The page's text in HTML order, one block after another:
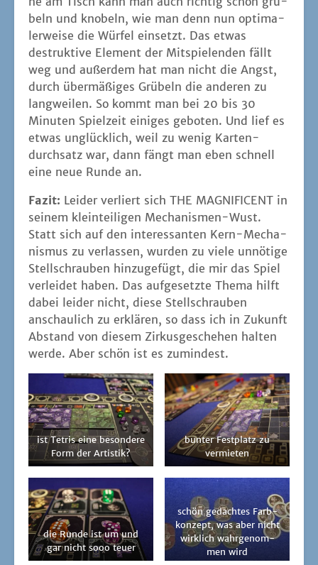
beln und kno­beln, wie man denn nun opti­ma­
ler­wei­se die Wür­fel ein­setzt. Das etwas
destruk­ti­ve Ele­ment der Mit­spie­len­den fällt
weg und außer­dem hat man nicht die Angst,
durch über­mä­ßi­ges Grü­beln die ande­ren zu
lang­wei­len. So kommt man bei 20 bis 30
Minu­ten Spiel­zeit eini­ges gebo­ten. Und lief es
etwas unglück­lich, weil zu wenig Kar­ten­
durch­satz war, dann fängt man eben schnell
eine neue Run­de an.
Fazit: Lei­der ver­liert sich THE MAGNIFICENT in
sei­nem klein­tei­li­gen Mecha­nis­men-Wust.
Statt sich auf den inter­es­san­ten Kern-Mecha­
nis­mus zu ver­las­sen, wur­den zu vie­le unnö­ti­ge
Stell­schrau­ben hin­zu­ge­fügt, die mir das Spiel
ver­lei­det haben. Das auf­ge­setz­te The­ma hilft
dabei lei­der nicht, die­se Stell­schrau­ben
anschau­lich zu erklä­ren, so dass ich in Zukunft
Abstand von die­sem Zir­kus­ge­sche­hen hal­ten
wer­de. Aber schön ist es zumindest.
ist Tetris eine beson­de­re
Form der Artistik?
bun­ter Fest­platz zu
vermieten
die Run­de ist um und
gar nicht sooo teuer
schön gedach­tes Farb­
kon­zept, was aber nicht
wirk­lich wahr­ge­nom­
men wird